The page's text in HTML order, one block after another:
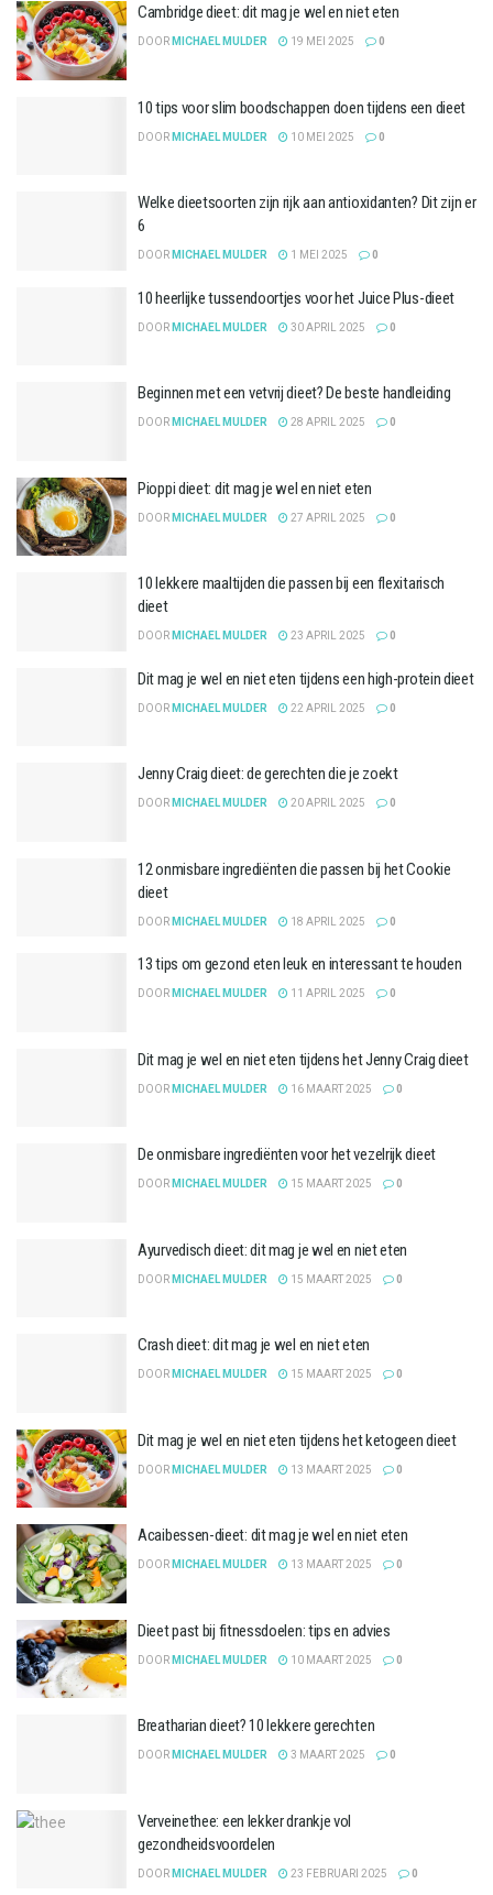
Cambridge dieet: dit mag je wel en niet eten
DOOR MICHAEL MULDER 19 MEI 2025 0
10 tips voor slim boodschappen doen tijdens een dieet
DOOR MICHAEL MULDER 10 MEI 2025 0
Welke dieetsoorten zijn rijk aan antioxidanten? Dit zijn er
6
DOOR MICHAEL MULDER 1 MEI 2025 0
10 heerlijke tussendoortjes voor het Juice Plus-dieet
DOOR MICHAEL MULDER 30 APRIL 2025 0
Beginnen met een vetvrij dieet? De beste handleiding
DOOR MICHAEL MULDER 28 APRIL 2025 0
Pioppi dieet: dit mag je wel en niet eten
DOOR MICHAEL MULDER 27 APRIL 2025 0
10 lekkere maaltijden die passen bij een flexitarisch
dieet
DOOR MICHAEL MULDER 23 APRIL 2025 0
Dit mag je wel en niet eten tijdens een high-protein dieet
DOOR MICHAEL MULDER 22 APRIL 2025 0
Jenny Craig dieet: de gerechten die je zoekt
DOOR MICHAEL MULDER 20 APRIL 2025 0
12 onmisbare ingrediënten die passen bij het Cookie
dieet
DOOR MICHAEL MULDER 18 APRIL 2025 0
13 tips om gezond eten leuk en interessant te houden
DOOR MICHAEL MULDER 11 APRIL 2025 0
Dit mag je wel en niet eten tijdens het Jenny Craig dieet
DOOR MICHAEL MULDER 16 MAART 2025 0
De onmisbare ingrediënten voor het vezelrijk dieet
DOOR MICHAEL MULDER 15 MAART 2025 0
Ayurvedisch dieet: dit mag je wel en niet eten
DOOR MICHAEL MULDER 15 MAART 2025 0
Crash dieet: dit mag je wel en niet eten
DOOR MICHAEL MULDER 15 MAART 2025 0
Dit mag je wel en niet eten tijdens het ketogeen dieet
DOOR MICHAEL MULDER 13 MAART 2025 0
Acaibessen-dieet: dit mag je wel en niet eten
DOOR MICHAEL MULDER 13 MAART 2025 0
Dieet past bij fitnessdoelen: tips en advies
DOOR MICHAEL MULDER 10 MAART 2025 0
Breatharian dieet? 10 lekkere gerechten
DOOR MICHAEL MULDER 3 MAART 2025 0
Verveinethee: een lekker drankje vol
gezondheidsvoordelen
DOOR MICHAEL MULDER 23 FEBRUARI 2025 0